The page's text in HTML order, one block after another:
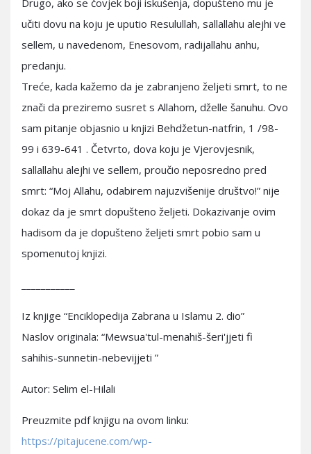
Drugo, ako se čovjek boji iskušenja, dopušteno mu je
učiti dovu na koju je uputio Resulullah, sallallahu alejhi ve
sellem, u navedenom, Enesovom, radijallahu anhu,
predanju.
Treće, kada kažemo da je zabranjeno željeti smrt, to ne
znači da preziremo susret s Allahom, dželle šanuhu. Ovo
sam pitanje objasnio u knjizi Behdžetun-natfrin, 1 /98-
99 i 639-641 . Četvrto, dova koju je Vjerovjesnik,
sallallahu alejhi ve sellem, proučio neposredno pred
smrt: “Moj Allahu, odabirem najuzvišenije društvo!” nije
dokaz da je smrt dopušteno željeti. Dokazivanje ovim
hadisom da je dopušteno željeti smrt pobio sam u
spomenutoj knjizi.
Iz knjige “Enciklopedija Zabrana u Islamu 2. dio”
Naslov originala: “Mewsua'tul-menahiš-šeri'jjeti fi
sahihis-sunnetin-nebevijjeti ”
Autor: Selim el-Hilali
Preuzmite pdf knjigu na ovom linku:
https://pitajucene.com/wp-